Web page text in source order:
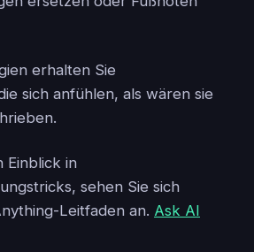
erhalten Sie
sich anfühlen, als wären sie
Einblick in
sehen Sie sich
Leitfaden an. Ask AI